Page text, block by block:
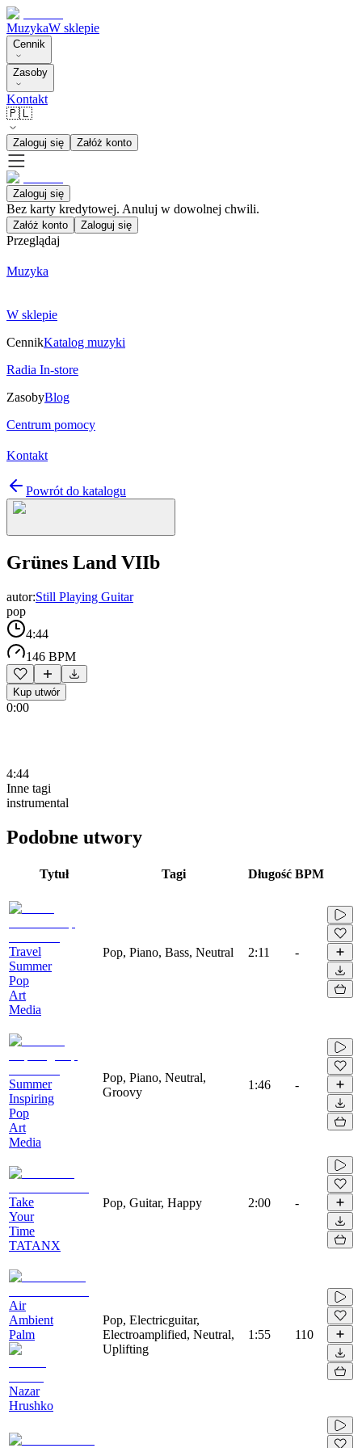
MuzykaW sklepie
Cennik
Zasoby
Kontakt
🇵🇱
Zaloguj się Załóż konto
Zaloguj się
Bez karty kredytowej. Anuluj w dowolnej chwili.
Załóż konto Zaloguj się
Przeglądaj
Muzyka
W sklepie
CennikKatalog muzyki
Radia In-store
ZasobyBlog
Centrum pomocy
Kontakt
Powrót do katalogu
Grünes Land VIIb
autor:Still Playing Guitar
pop
4:44
146 BPM
Kup utwór
0:00
4:44
Inne tagi
instrumental
Podobne utwory
Tytuł Tagi Długość BPM
Travel
Summer
Pop
Art
Media
Pop, Piano, Bass, Neutral 2:11 -
Summer
Inspiring
Pop
Art
Media
Pop, Piano, Neutral,
Groovy
1:46 -
Take
Your
Time
TATANX
Pop, Guitar, Happy 2:00 -
Air
Ambient
Palm
Nazar
Hrushko
Pop, Electricguitar,
Electroamplified, Neutral,
Uplifting
1:55 110